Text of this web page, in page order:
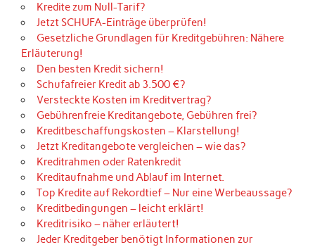
Kredite zum Null-Tarif?
Jetzt SCHUFA-Einträge überprüfen!
Gesetzliche Grundlagen für Kreditgebühren: Nähere
Erläuterung!
Den besten Kredit sichern!
Schufafreier Kredit ab 3.500 €?
Versteckte Kosten im Kreditvertrag?
Gebührenfreie Kreditangebote, Gebühren frei?
Kreditbeschaffungskosten – Klarstellung!
Jetzt Kreditangebote vergleichen – wie das?
Kreditrahmen oder Ratenkredit
Kreditaufnahme und Ablauf im Internet.
Top Kredite auf Rekordtief – Nur eine Werbeaussage?
Kreditbedingungen – leicht erklärt!
Kreditrisiko – näher erläutert!
Jeder Kreditgeber benötigt Informationen zur